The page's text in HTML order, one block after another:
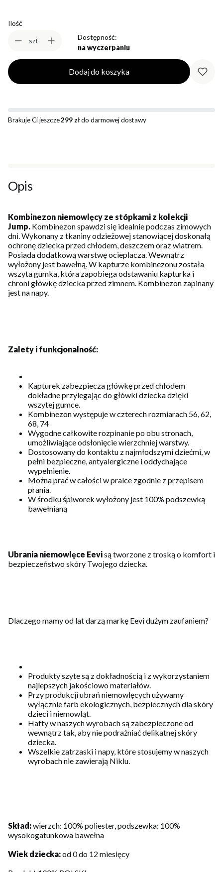
Ilość
szt
Dostępność:
na wyczerpaniu
Dodaj do koszyka
Brakuje Ci jeszcze299 złdo darmowej dostawy
Opis
Kombinezon niemowlęcy ze stópkami z kolekcji
Jump. Kombinezon spawdzi się idealnie podczas zimowych
dni. Wykonany z tkaniny odzieżowej stanowiącej doskonałą
ochronę dziecka przed chłodem, deszczem oraz wiatrem.
Posiada dodatkową warstwę ocieplacza. Wewnątrz
wyłożony jest bawełną. W kapturze kombinezonu została
wszyta gumka, która zapobiega odstawaniu kapturka i
chroni główkę dziecka przed zimnem. Kombinezon zapinany
jest na napy.
Zalety i funkcjonalność:
Kapturek zabezpiecza główkę przed chłodem
dokładne przylegając do główki dziecka dzięki
wszytej gumce.
Kombinezon występuje w czterech rozmiarach 56, 62,
68, 74
Wygodne całkowite rozpinanie po obu stronach,
umożliwiające odsłonięcie wierzchniej warstwy.
Dostosowany do kontaktu z najmłodszymi dziećmi, w
pełni bezpieczne, antyalergiczne i oddychające
wypełnienie.
Można prać w całości w pralce zgodnie z przepisem
prania.
W środku śpiworek wyłożony jest 100% podszewką
bawełnianą
Ubrania niemowlęce Eevisą tworzone z troską o komfort i
bezpieczeństwo skóry Twojego dziecka.
Dlaczego mamy od lat darzą markę Eevi dużym zaufaniem?
Produkty szyte są z dokładnością i z wykorzystaniem
najlepszych jakościowo materiałów.
Przy produkcji ubrań niemowlęcych używamy
wyłącznie farb ekologicznych, bezpiecznych dla skóry
dzieci i niemowląt.
Hafty w naszych wyrobach są zabezpieczone od
wewnątrz tak, aby nie podrażniać delikatnej skóry
dziecka.
Wszelkie zatrzaski i napy, które stosujemy w naszych
wyrobach nie zawierają Niklu.
Skład:wierzch: 100% poliester, podszewka: 100%
wysokogatunkowa bawełna
Wiek dziecka:od 0 do 12 miesięcy